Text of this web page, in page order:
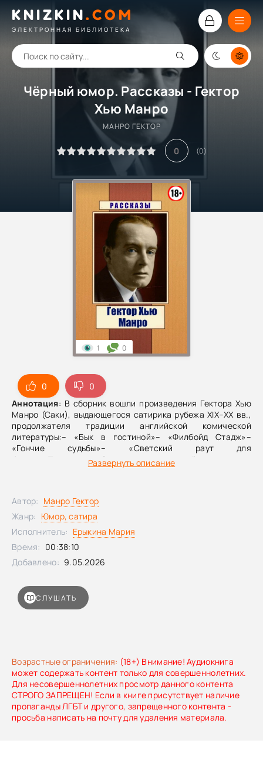
KNIZKIN. COM
ЭЛЕКТРОННАЯ БИБЛИОТЕКА
Чёрный юмор. Рассказы - Гектор
Хью Манро
МАНРО ГЕКТОР
0 (0)
0
0
Аннотация: В сборник вошли произведения Гектора Хью
Манро (Саки), выдающегося сатирика рубежа XIX–XX вв.,
продолжателя традиции английской комической
литературы:– «Бык в гостиной»– «Филбойд Стадж»–
«Гончие судьбы»– «Светский раут для
борова».Творчество Саки оказало сильнейшее влияние
на П. Г. Вудхауса, Р. Даля, Н. Кауарда и других английских
Развернуть описание
Возрастные ограничения: (18+) Внимание! Аудиокнига
может содержать контент только для совершеннолетних.
Для несовершеннолетних просмотр данного контента
СТРОГО ЗАПРЕЩЕН! Если в книге присутствует наличие
пропаганды ЛГБТ и другого, запрещенного контента -
просьба написать на почту для удаления материала.
1 0
СЛУШАТЬ
Автор: Манро Гектор
Жанр: Юмор, сатира
Исполнитель: Ерыкина Мария
Время: 00:38:10
Добавлено: 9.05.2026